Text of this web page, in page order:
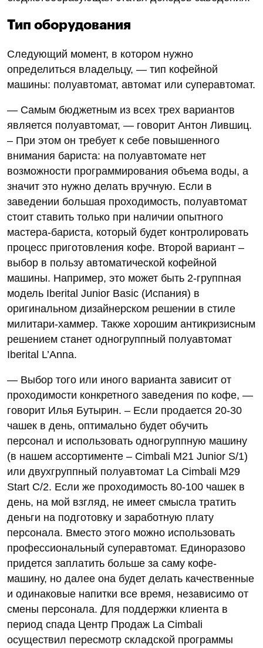
Тип оборудования
Следующий момент, в котором нужно
определиться владельцу, — тип кофейной
машины: полуавтомат, автомат или суперавтомат.
— Самым бюджетным из всех трех вариантов
является полуавтомат, — говорит Антон Лившиц.
– При этом он требует к себе повышенного
внимания бариста: на полуавтомате нет
возможности программирования объема воды, а
значит это нужно делать вручную. Если в
заведении большая проходимость, полуавтомат
стоит ставить только при наличии опытного
мастера-бариста, который будет контролировать
процесс приготовления кофе. Второй вариант –
выбор в пользу автоматической кофейной
машины. Например, это может быть 2-группная
модель Iberital Junior Basic (Испания) в
оригинальном дизайнерском решении в стиле
милитари-хаммер. Также хорошим антикризисным
решением станет одногруппный полуавтомат
Iberital L’Anna.
— Выбор того или иного варианта зависит от
проходимости конкретного заведения по кофе, —
говорит Илья Бутырин. – Если продается 20-30
чашек в день, оптимально будет обучить
персонал и использовать одногруппную машину
(в нашем ассортименте – Cimbali M21 Junior S/1)
или двухгруппный полуавтомат La Cimbali M29
Start C/2. Если же проходимость 80-100 чашек в
день, на мой взгляд, не имеет смысла тратить
деньги на подготовку и заработную плату
персонала. Вместо этого можно использовать
профессиональный суперавтомат. Единоразово
придется заплатить больше за саму кофе-
машину, но далее она будет делать качественные
и одинаковые напитки все время, независимо от
смены персонала. Для поддержки клиента в
период спада Центр Продаж La Cimbali
осуществил пересмотр складской программы